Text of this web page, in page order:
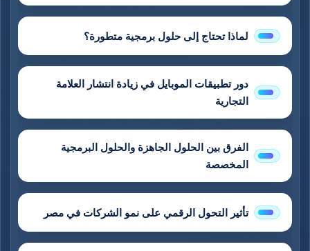
لماذا تحتاج إلى حلول برمجية متطورة؟
دور تطبيقات الموبايل في زيادة انتشار العلامة
التجارية
الفرق بين الحلول الجاهزة والحلول البرمجية
المخصصة
تأثير التحول الرقمي على نمو الشركات في مصر